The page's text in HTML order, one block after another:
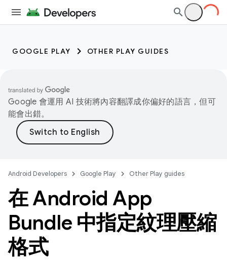
GOOGLE PLAY OTHER PLAY GUIDES
Google 會運用 AI 技術將內容翻譯成你偏好的語言，但可
能會出錯。
Android Developers Google Play Other Play guides
在 Android App
Bundle 中指定紋理壓縮
格式